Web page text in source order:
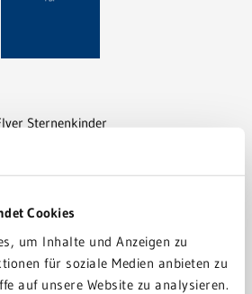
Cookies
um Inhalte und Anzeigen zu
für soziale Medien anbieten zu
auf unsere Website zu analysieren.
Sternenkinder